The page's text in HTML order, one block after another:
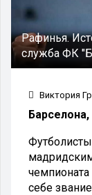
Рафинья.
служба ФК
Виктория
Барселона,
себе